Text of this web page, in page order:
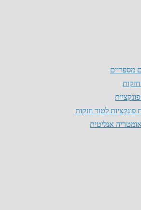
מספריים
חזקות
פונקציות לטור חזקות
אנליטית